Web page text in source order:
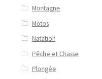
Montagne
Motos
Natation
Pêche et Chasse
Plongée